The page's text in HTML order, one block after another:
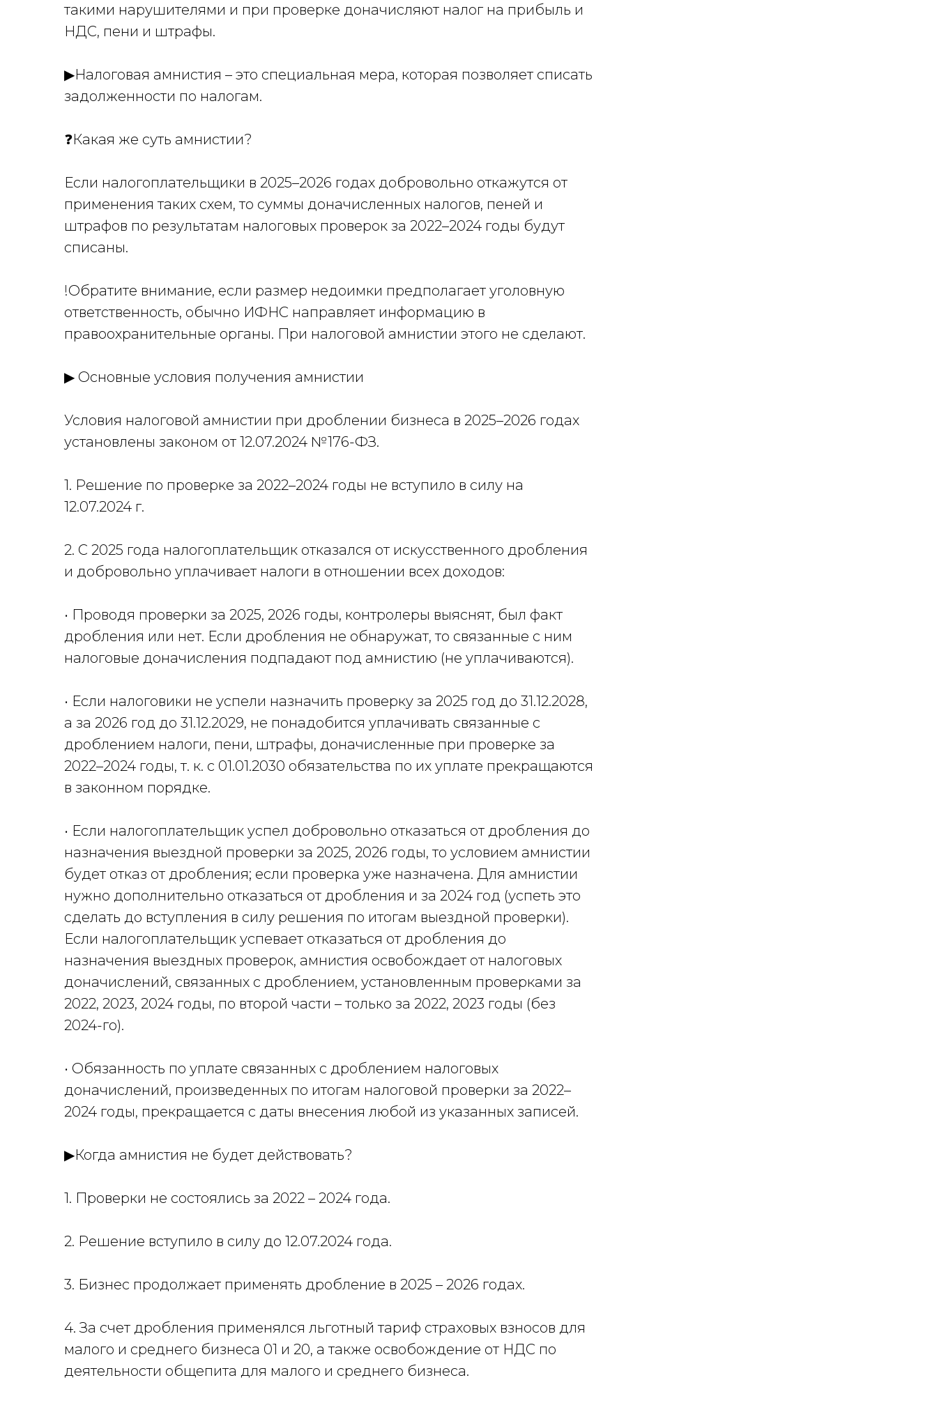
Ольга Лета
Главный бухгалтер
такими нарушителями и при проверке доначисляют налог на прибыль и
НДС, пени и штрафы.
▶Налоговая амнистия – это специальная мера, которая позволяет списать
задолженности по налогам.
❓Какая же суть амнистии?
Если налогоплательщики в 2025–2026 годах добровольно откажутся от
применения таких схем, то суммы доначисленных налогов, пеней и
штрафов по результатам налоговых проверок за 2022–2024 годы будут
списаны.
!Обратите внимание, если размер недоимки предполагает уголовную
ответственность, обычно ИФНС направляет информацию в
правоохранительные органы. При налоговой амнистии этого не сделают.
▶ Основные условия получения амнистии
Условия налоговой амнистии при дроблении бизнеса в 2025–2026 годах
установлены законом от 12.07.2024 №176-ФЗ.
1. Решение по проверке за 2022–2024 годы не вступило в силу на
12.07.2024 г.
2. С 2025 года налогоплательщик отказался от искусственного дробления
и добровольно уплачивает налоги в отношении всех доходов:
• Проводя проверки за 2025, 2026 годы, контролеры выяснят, был факт
дробления или нет. Если дробления не обнаружат, то связанные с ним
налоговые доначисления подпадают под амнистию (не уплачиваются).
• Если налоговики не успели назначить проверку за 2025 год до 31.12.2028,
а за 2026 год до 31.12.2029, не понадобится уплачивать связанные с
дроблением налоги, пени, штрафы, доначисленные при проверке за
2022–2024 годы, т. к. с 01.01.2030 обязательства по их уплате прекращаются
в законном порядке.
• Если налогоплательщик успел добровольно отказаться от дробления до
назначения выездной проверки за 2025, 2026 годы, то условием амнистии
будет отказ от дробления; если проверка уже назначена. Для амнистии
нужно дополнительно отказаться от дробления и за 2024 год (успеть это
сделать до вступления в силу решения по итогам выездной проверки).
Если налогоплательщик успевает отказаться от дробления до
назначения выездных проверок, амнистия освобождает от налоговых
доначислений, связанных с дроблением, установленным проверками за
2022, 2023, 2024 годы, по второй части – только за 2022, 2023 годы (без
2024-го).
• Обязанность по уплате связанных с дроблением налоговых
доначислений, произведенных по итогам налоговой проверки за 2022–
2024 годы, прекращается с даты внесения любой из указанных записей.
▶Когда амнистия не будет действовать?
1. Проверки не состоялись за 2022 – 2024 года.
2. Решение вступило в силу до 12.07.2024 года.
3. Бизнес продолжает применять дробление в 2025 – 2026 годах.
4. За счет дробления применялся льготный тариф страховых взносов для
малого и среднего бизнеса 01 и 20, а также освобождение от НДС по
деятельности общепита для малого и среднего бизнеса.